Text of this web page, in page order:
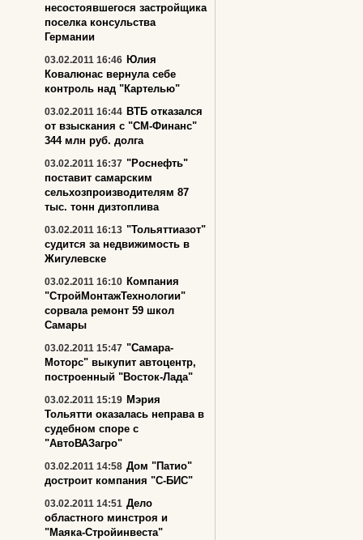
несостоявшегося застройщика
поселка консульства
Германии
03.02.2011 16:46 Юлия
Ковалюнас вернула себе
контроль над "Картелью"
03.02.2011 16:44 ВТБ отказался
от взыскания с "СМ-Финанс"
344 млн руб. долга
03.02.2011 16:37 "Роснефть"
поставит самарским
сельхозпроизводителям 87
тыс. тонн дизтоплива
03.02.2011 16:13 "Тольяттиазот"
судится за недвижимость в
Жигулевске
03.02.2011 16:10 Компания
"СтройМонтажТехнологии"
сорвала ремонт 59 школ
Самары
03.02.2011 15:47 "Самара-
Моторс" выкупит автоцентр,
построенный "Восток-Лада"
03.02.2011 15:19 Мэрия
Тольятти оказалась неправа в
судебном споре с
"АвтоВАЗагро"
03.02.2011 14:58 Дом "Патио"
достроит компания "С-БИС"
03.02.2011 14:51 Дело
областного минстроя и
"Маяка-Стройинвеста"